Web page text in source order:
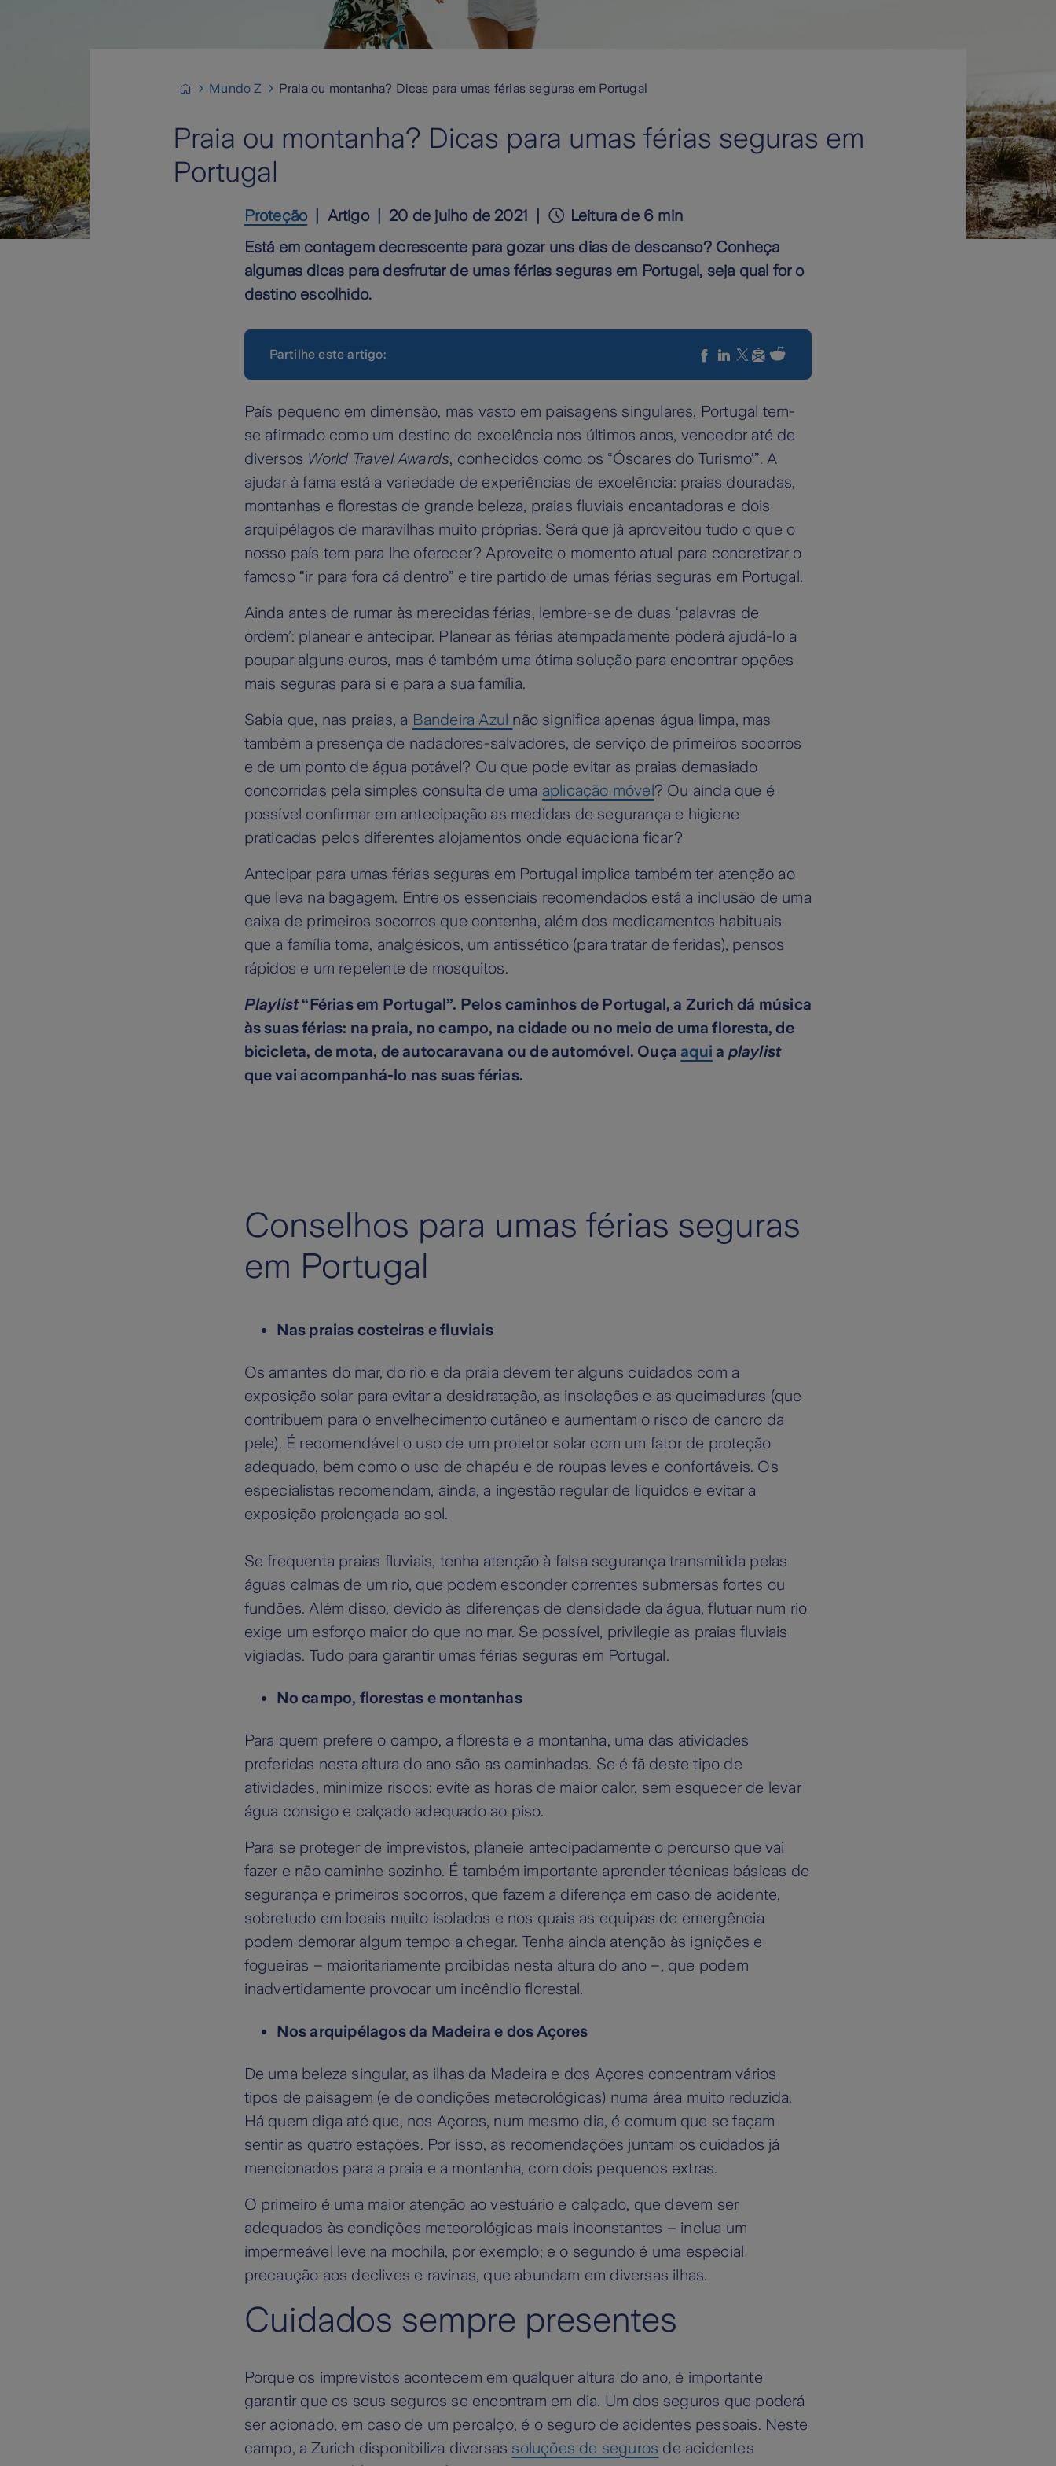
Mundo Z Praia ou montanha? Dicas para umas férias seguras em Portugal
Praia ou montanha? Dicas para umas férias seguras em
Portugal
Proteção Artigo 20 de julho de 2021
Leitura de 6 min
Está em contagem decrescente para gozar uns dias de descanso? Conheça
algumas dicas para desfrutar de umas férias seguras em Portugal, seja qual for o
destino escolhido.
Partilhe este artigo:
País pequeno em dimensão, mas vasto em paisagens singulares, Portugal tem-
se afirmado como um destino de excelência nos últimos anos, vencedor até de
diversos World Travel Awards, conhecidos como os “Óscares do Turismo’”. A
ajudar à fama está a variedade de experiências de excelência: praias douradas,
montanhas e florestas de grande beleza, praias fluviais encantadoras e dois
arquipélagos de maravilhas muito próprias. Será que já aproveitou tudo o que o
nosso país tem para lhe oferecer? Aproveite o momento atual para concretizar o
famoso “ir para fora cá dentro” e tire partido de umas férias seguras em Portugal.
Ainda antes de rumar às merecidas férias, lembre-se de duas ‘palavras de
ordem’: planear e antecipar. Planear as férias atempadamente poderá ajudá-lo a
poupar alguns euros, mas é também uma ótima solução para encontrar opções
mais seguras para si e para a sua família.
Sabia que, nas praias, a Bandeira Azul não significa apenas água limpa, mas
também a presença de nadadores-salvadores, de serviço de primeiros socorros
e de um ponto de água potável? Ou que pode evitar as praias demasiado
concorridas pela simples consulta de uma aplicação móvel? Ou ainda que é
possível confirmar em antecipação as medidas de segurança e higiene
praticadas pelos diferentes alojamentos onde equaciona ficar?
Antecipar para umas férias seguras em Portugal implica também ter atenção ao
que leva na bagagem. Entre os essenciais recomendados está a inclusão de uma
caixa de primeiros socorros que contenha, além dos medicamentos habituais
que a família toma, analgésicos, um antissético (para tratar de feridas), pensos
rápidos e um repelente de mosquitos.
Playlist“Férias em Portugal”. Pelos caminhos de Portugal, a Zurich dá música
às suas férias: na praia, no campo, na cidade ou no meio de uma floresta, de
bicicleta, de mota, de autocaravana ou de automóvel. Ouçaaqui a playlist
que vai acompanhá-lo nas suas férias.
Conselhos para umas férias seguras
em Portugal
Nas praias costeiras e fluviais
Os amantes do mar, do rio e da praia devem ter alguns cuidados com a
exposição solar para evitar a desidratação, as insolações e as queimaduras (que
contribuem para o envelhecimento cutâneo e aumentam o risco de cancro da
pele). É recomendável o uso de um protetor solar com um fator de proteção
adequado, bem como o uso de chapéu e de roupas leves e confortáveis. Os
especialistas recomendam, ainda, a ingestão regular de líquidos e evitar a
exposição prolongada ao sol.
Se frequenta praias fluviais, tenha atenção à falsa segurança transmitida pelas
águas calmas de um rio, que podem esconder correntes submersas fortes ou
fundões. Além disso, devido às diferenças de densidade da água, flutuar num rio
exige um esforço maior do que no mar. Se possível, privilegie as praias fluviais
vigiadas. Tudo para garantir umas férias seguras em Portugal.
No campo, florestas e montanhas
Para quem prefere o campo, a floresta e a montanha, uma das atividades
preferidas nesta altura do ano são as caminhadas. Se é fã deste tipo de
atividades, minimize riscos: evite as horas de maior calor, sem esquecer de levar
água consigo e calçado adequado ao piso.
Para se proteger de imprevistos, planeie antecipadamente o percurso que vai
fazer e não caminhe sozinho. É também importante aprender técnicas básicas de
segurança e primeiros socorros, que fazem a diferença em caso de acidente,
sobretudo em locais muito isolados e nos quais as equipas de emergência
podem demorar algum tempo a chegar. Tenha ainda atenção às ignições e
fogueiras – maioritariamente proibidas nesta altura do ano –, que podem
inadvertidamente provocar um incêndio florestal.
Nos arquipélagos da Madeira e dos Açores
De uma beleza singular, as ilhas da Madeira e dos Açores concentram vários
tipos de paisagem (e de condições meteorológicas) numa área muito reduzida.
Há quem diga até que, nos Açores, num mesmo dia, é comum que se façam
sentir as quatro estações. Por isso, as recomendações juntam os cuidados já
mencionados para a praia e a montanha, com dois pequenos extras.
O primeiro é uma maior atenção ao vestuário e calçado, que devem ser
adequados às condições meteorológicas mais inconstantes – inclua um
impermeável leve na mochila, por exemplo; e o segundo é uma especial
precaução aos declives e ravinas, que abundam em diversas ilhas.
Cuidados sempre presentes
Porque os imprevistos acontecem em qualquer altura do ano, é importante
garantir que os seus seguros se encontram em dia. Um dos seguros que poderá
ser acionado, em caso de um percalço, é o seguro de acidentes pessoais. Neste
campo, a Zurich disponibiliza diversas soluções de seguros de acidentes